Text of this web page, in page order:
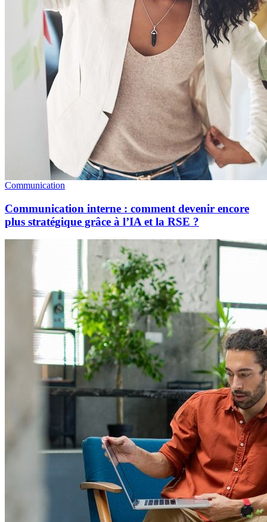
Communication
Communication interne : comment devenir encore
plus stratégique grâce à l’IA et la RSE ?